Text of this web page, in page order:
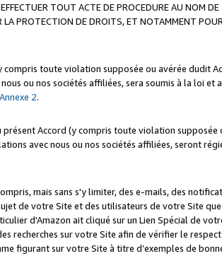
TOUT ACTE DE PROCEDURE AU NOM
PROTECTION DE DROITS, ET NOTAMMENT
toute violation supposée ou avérée dudit
ou nos sociétés affiliées, sera soumis à la loi et
Annexe 2.
Accord (y compris toute violation supposée
avec nous ou nos sociétés affiliées, seront
mais sans s'y limiter, des e-mails, des
de votre Site et des utilisateurs de votre Site
d'Amazon ait cliqué sur un Lien Spécial de
recherches sur votre Site afin de vérifier le
figurant sur votre Site à titre d’exemples de